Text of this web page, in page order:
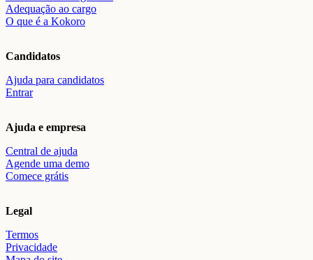
Adequação ao cargo
O que é a Kokoro
Candidatos
Ajuda para candidatos
Entrar
Ajuda e empresa
Central de ajuda
Agende uma demo
Comece grátis
Legal
Termos
Privacidade